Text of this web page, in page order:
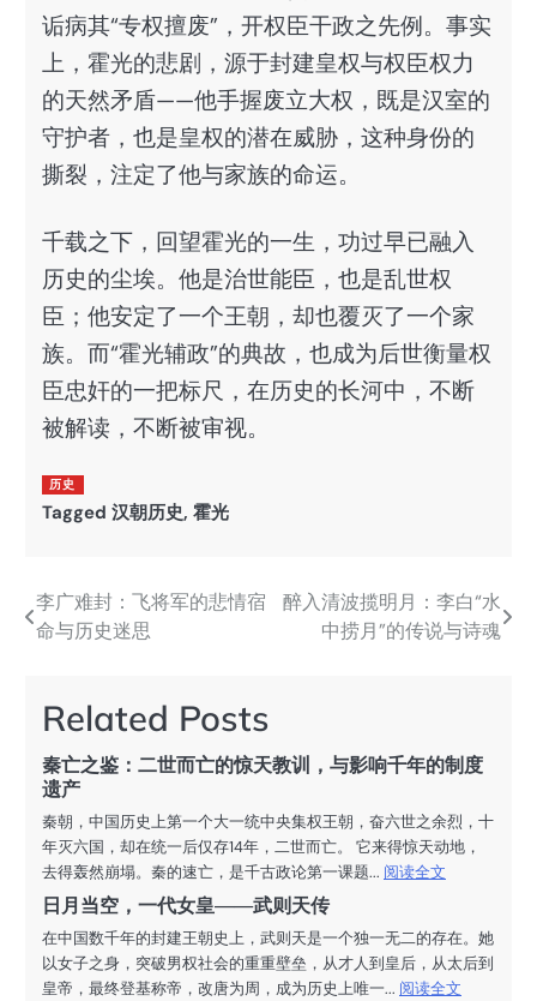
诟病其“专权擅废”，开权臣干政之先例。事实
上，霍光的悲剧，源于封建皇权与权臣权力
的天然矛盾——他手握废立大权，既是汉室的
守护者，也是皇权的潜在威胁，这种身份的
撕裂，注定了他与家族的命运。
千载之下，回望霍光的一生，功过早已融入
历史的尘埃。他是治世能臣，也是乱世权
臣；他安定了一个王朝，却也覆灭了一个家
族。而“霍光辅政”的典故，也成为后世衡量权
臣忠奸的一把标尺，在历史的长河中，不断
被解读，不断被审视。
历史
Tagged 汉朝历史, 霍光
文
章
航
李广难封：飞将军的悲情宿
命与历史迷思
醉入清波揽明月：李白“水
中捞月”的传说与诗魂
Related Posts
秦亡之鉴：二世而亡的惊天教训，与影响千年的制度
遗产
秦朝，中国历史上第一个大一统中央集权王朝，奋六世之余烈，十
年灭六国，却在统一后仅存14年，二世而亡。 它来得惊天动地，
去得轰然崩塌。秦的速亡，是千古政论第一课题... 阅读全文
日月当空，一代女皇——武则天传
在中国数千年的封建王朝史上，武则天是一个独一无二的存在。她
以女子之身，突破男权社会的重重壁垒，从才人到皇后，从太后到
皇帝，最终登基称帝，改唐为周，成为历史上唯一... 阅读全文